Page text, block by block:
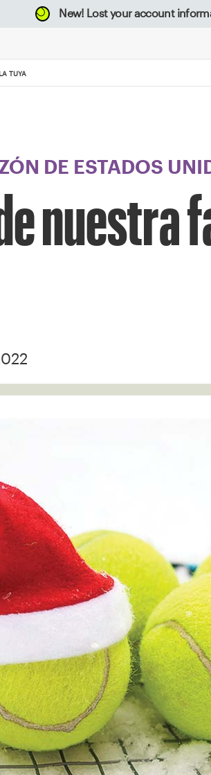
New! Lost your account
TUYA
DE ESTADOS
nuestra